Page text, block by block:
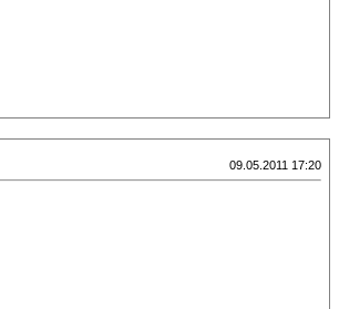
09.05.2011 17:20